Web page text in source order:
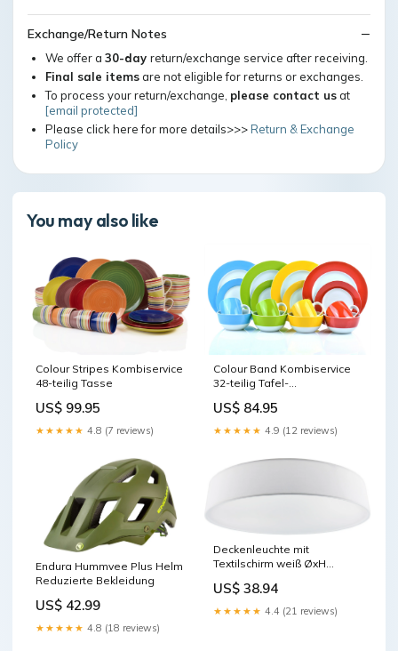
Exchange/Return Notes
We offer a 30-day return/exchange service after receiving.
Final sale itemsare not eligible for returns or exchanges.
To process your return/exchange, please contact usat
[email protected]
Please click here for more details>>>Return & Exchange
Policy
You may also like
Colour Stripes Kombiservice
48-teilig Tasse
US$ 99.95
★★★★★ 4.8 (7 reviews)
Colour Band Kombiservice
32-teilig Tafel-
US$ 84.95
★★★★★ 4.9 (12 reviews)
Endura Hummvee Plus Helm
Reduzierte Bekleidung
US$ 42.99
★★★★★ 4.8 (18 reviews)
Deckenleuchte mit
Textilschirm weiß ØxH
Wandleuchten
US$ 38.94
★★★★★ 4.4 (21 reviews)